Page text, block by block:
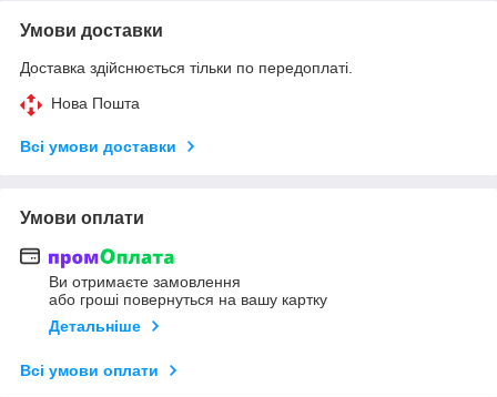
Умови доставки
Доставка здійснюється тільки по передоплаті.
Нова Пошта
Всі умови доставки
Умови оплати
Ви отримаєте замовлення
або гроші повернуться на вашу картку
Детальніше
Всі умови оплати